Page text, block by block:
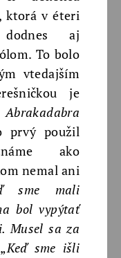
, ktorá v éteri
dodnes aj
To bolo
vtedajším
je
Abrakadabra
prvý použil
ako
nemal ani
sme mali
bol vypýtať
Musel sa za
Keď sme išli